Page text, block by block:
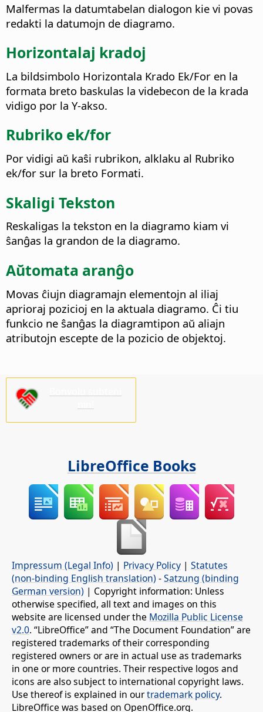
Malfermas la datumtabelan dialogon kie vi povas
redakti la datumojn de diagramo.
Horizontalaj kradoj
La bildsimbolo Horizontala Krado Ek/For en la
formata breto baskulas la videbecon de la krada
vidigo por la Y-akso.
Rubriko ek/for
Por vidigi aŭ kaŝi rubrikon, alklaku al Rubriko
ek/for sur la breto Formati.
Skaligi Tekston
Reskaligas la tekston en la diagramo kiam vi
ŝanĝas la grandon de la diagramo.
Aŭtomata aranĝo
Movas ĉiujn diagramajn elementojn al iliaj
aprioraj pozicioj en la aktuala diagramo. Ĉi tiu
funkcio ne ŝanĝas la diagramtipon aŭ aliajn
atributojn escepte de la pozicio de objektoj.
LibreOffice Books
Impressum (Legal Info) | Privacy Policy | Statutes
(non-binding English translation) -Satzung (binding
German version) | Copyright information: Unless
otherwise specified, all text and images on this
website are licensed under the Mozilla Public License
v2.0. “LibreOffice” and “The Document Foundation” are
registered trademarks of their corresponding
registered owners or are in actual use as trademarks
in one or more countries. Their respective logos and
icons are also subject to international copyright laws.
Use thereof is explained in ourtrademark policy.
LibreOffice was based on OpenOffice.org.